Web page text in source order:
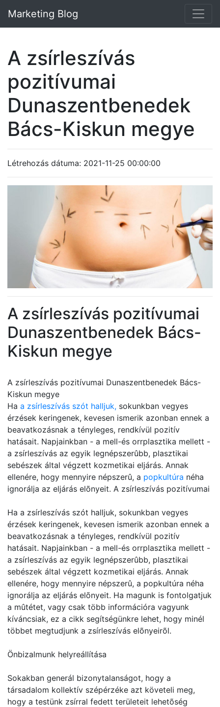
Marketing Blog
A zsírleszívás
pozitívumai
Dunaszentbenedek
Bács-Kiskun megye
Létrehozás dátuma: 2021-11-25 00:00:00
A zsírleszívás pozitívumai
Dunaszentbenedek Bács-
Kiskun megye
A zsírleszívás pozitívumai Dunaszentbenedek Bács-
Kiskun megye
Ha a zsírleszívás szót halljuk, sokunkban vegyes
érzések keringenek, kevesen ismerik azonban ennek a
beavatkozásnak a tényleges, rendkívül pozitív
hatásait. Napjainkban - a mell-és orrplasztika mellett -
a zsírleszívás az egyik legnépszerûbb, plasztikai
sebészek által végzett kozmetikai eljárás. Annak
ellenére, hogy mennyire népszerû, a popkultúra néha
ignorálja az eljárás elõnyeit. A zsírleszívás pozitívumai
Ha a zsírleszívás szót halljuk, sokunkban vegyes
érzések keringenek, kevesen ismerik azonban ennek a
beavatkozásnak a tényleges, rendkívül pozitív
hatásait. Napjainkban - a mell-és orrplasztika mellett -
a zsírleszívás az egyik legnépszerûbb, plasztikai
sebészek által végzett kozmetikai eljárás. Annak
ellenére, hogy mennyire népszerû, a popkultúra néha
ignorálja az eljárás elõnyeit. Ha magunk is fontolgatjuk
a mûtétet, vagy csak több információra vagyunk
kíváncsiak, ez a cikk segítségünkre lehet, hogy minél
többet megtudjunk a zsírleszívás elõnyeirõl.
Önbizalmunk helyreállítása
Sokakban generál bizonytalanságot, hogy a
társadalom kollektív szépérzéke azt követeli meg,
hogy a testünk zsírral fedett területeit lehetõség